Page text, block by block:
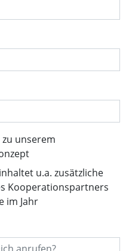
unserem
u.a. zusätzliche
Kooperationspartners
im Jahr